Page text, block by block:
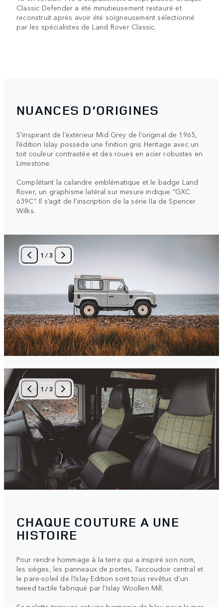
Classic Defender a été minutieusement restauré et
reconstruit après avoir été soigneusement sélectionné
par les spécialistes de Land Rover Classic.
NUANCES D’ORIGINES
S’inspirant de l’extérieur Mid Grey de l’original de 1965,
l’édition Islay possède une finition gris Heritage avec un
toit couleur contrastée et des roues en acier robustes en
Limestone.
Complétant la calandre emblématique et le badge Land
Rover, un graphisme latéral sur mesure indique “GXC
639C”. Il s’agit de l’inscription de la série IIa de Spencer
Wilks.
1 /3
1 /3
CHAQUE COUTURE A UNE
HISTOIRE
Pour rendre hommage à la terre qui a inspiré son nom,
les sièges, les panneaux de portes, l’accoudoir central et
le pare-soleil de l’Islay Edition sont tous revêtus d’un
tweed tactile fabriqué par l’Islay Woollen Mill.